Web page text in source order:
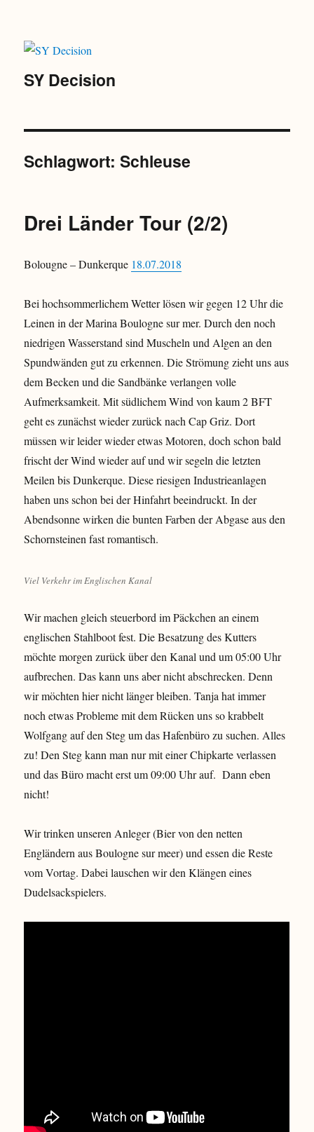
SY Decision
Schlagwort:Schleuse
Drei Länder Tour (2/2)
Bolougne – Dunkerque 18.07.2018
Bei hochsommerlichem Wetter lösen wir gegen 12 Uhr die
Leinen in der Marina Boulogne sur mer. Durch den noch
niedrigen Wasserstand sind Muscheln und Algen an den
Spundwänden gut zu erkennen. Die Strömung zieht uns aus
dem Becken und die Sandbänke verlangen volle
Aufmerksamkeit. Mit südlichem Wind von kaum 2 BFT
geht es zunächst wieder zurück nach Cap Griz. Dort
müssen wir leider wieder etwas Motoren, doch schon bald
frischt der Wind wieder auf und wir segeln die letzten
Meilen bis Dunkerque. Diese riesigen Industrieanlagen
haben uns schon bei der Hinfahrt beeindruckt. In der
Abendsonne wirken die bunten Farben der Abgase aus den
Schornsteinen fast romantisch.
Viel Verkehr im Englischen Kanal
Wir machen gleich steuerbord im Päckchen an einem
englischen Stahlboot fest. Die Besatzung des Kutters
möchte morgen zurück über den Kanal und um 05:00 Uhr
aufbrechen. Das kann uns aber nicht abschrecken. Denn
wir möchten hier nicht länger bleiben. Tanja hat immer
noch etwas Probleme mit dem Rücken uns so krabbelt
Wolfgang auf den Steg um das Hafenbüro zu suchen. Alles
zu! Den Steg kann man nur mit einer Chipkarte verlassen
und das Büro macht erst um 09:00 Uhr auf. Dann eben
nicht!
Wir trinken unseren Anleger (Bier von den netten
Engländern aus Boulogne sur meer) und essen die Reste
vom Vortag. Dabei lauschen wir den Klängen eines
Dudelsackspielers.